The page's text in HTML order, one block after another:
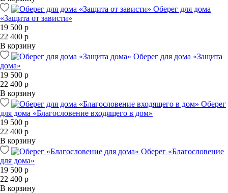
Оберег для дома
«Защита от зависти»
19 500 р
22 400 р
В корзину
Оберег для дома «Защита
дома»
19 500 р
22 400 р
В корзину
Оберег
для дома «Благословение входящего в дом»
19 500 р
22 400 р
В корзину
Оберег «Благословение
для дома»
19 500 р
22 400 р
В корзину